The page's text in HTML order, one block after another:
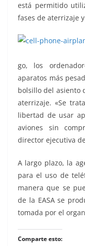
está permitido
fases de aterrizaje
go, los
aparatos más
bolsillo del asiento
aterrizaje. «Se
libertad de usar
aviones sin
director ejecutiva
A largo plazo, la
para el uso de
manera que se
de la EASA se
tomada por el
Comparte esto: